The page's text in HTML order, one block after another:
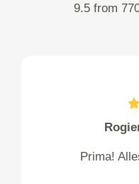
9.5 from
Prima!